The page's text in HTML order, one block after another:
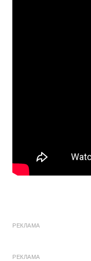
РЕКЛАМА
РЕКЛАМА